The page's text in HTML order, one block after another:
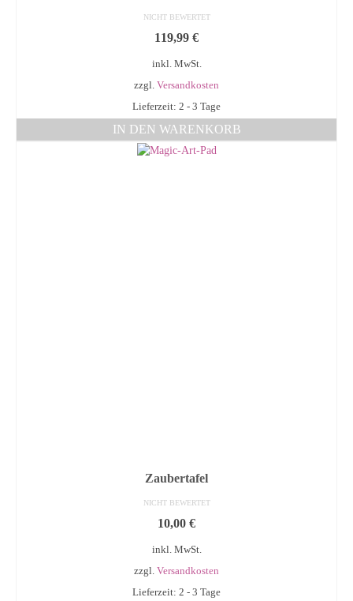
NICHT BEWERTET
119,99 €
inkl. MwSt.
zzgl. Versandkosten
Lieferzeit: 2 - 3 Tage
IN DEN WARENKORB
Zaubertafel
NICHT BEWERTET
10,00 €
inkl. MwSt.
zzgl. Versandkosten
Lieferzeit: 2 - 3 Tage